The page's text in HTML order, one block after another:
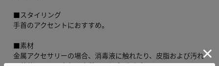
■スタイリング
手首のアクセントにおすすめ。
■素材
金属アクセサリーの場合、消毒液に触れたり、皮脂および汚れ